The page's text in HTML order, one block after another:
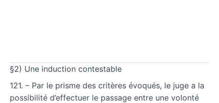
§2) Une induction contestable
121. – Par le prisme des critères évoqués, le juge a la
possibilité d’effectuer le passage entre une volonté